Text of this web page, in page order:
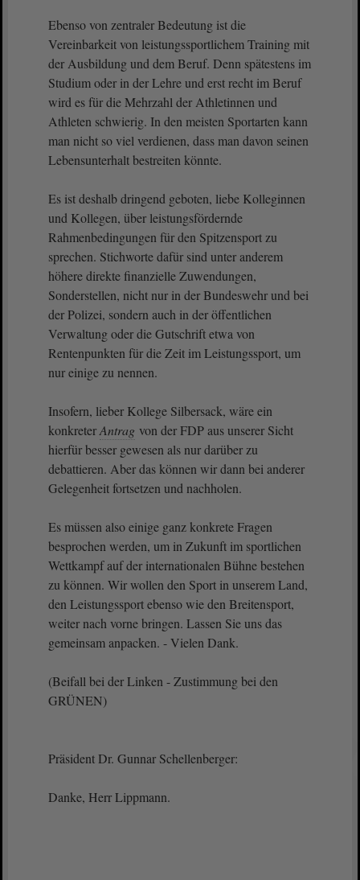
Ebenso von zentraler Bedeutung ist die
Vereinbarkeit von leistungssportlichem Training mit
der Ausbildung und dem Beruf. Denn spätestens im
Studium oder in der Lehre und erst recht im Beruf
wird es für die Mehrzahl der Athletinnen und
Athleten schwierig. In den meisten Sportarten kann
man nicht so viel verdienen, dass man davon seinen
Lebensunterhalt bestreiten könnte.
Es ist deshalb dringend geboten, liebe Kolleginnen
und Kollegen, über leistungsfördernde
Rahmenbedingungen für den Spitzensport zu
sprechen. Stichworte dafür sind unter anderem
höhere direkte finanzielle Zuwendungen,
Sonderstellen, nicht nur in der Bundeswehr und bei
der Polizei, sondern auch in der öffentlichen
Verwaltung oder die Gutschrift etwa von
Rentenpunkten für die Zeit im Leistungssport, um
nur einige zu nennen.
Insofern, lieber Kollege Silbersack, wäre ein
konkreterAntrag von der FDP aus unserer Sicht
hierfür besser gewesen als nur darüber zu
debattieren. Aber das können wir dann bei anderer
Gelegenheit fortsetzen und nachholen.
Es müssen also einige ganz konkrete Fragen
besprochen werden, um in Zukunft im sportlichen
Wettkampf auf der internationalen Bühne bestehen
zu können. Wir wollen den Sport in unserem Land,
den Leistungssport ebenso wie den Breitensport,
weiter nach vorne bringen. Lassen Sie uns das
gemeinsam anpacken. - Vielen Dank.
(Beifall bei der Linken - Zustimmung bei den
GRÜNEN)
Präsident Dr. Gunnar Schellenberger:
Danke, Herr Lippmann.